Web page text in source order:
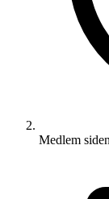
Medlem siden